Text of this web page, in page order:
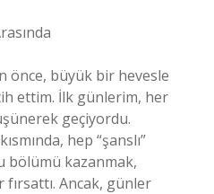
önce, büyük bir hevesle
ettim. İlk günlerim, her
geçiyordu.
hep “şanslı”
bölümü kazanmak,
Ancak, günler